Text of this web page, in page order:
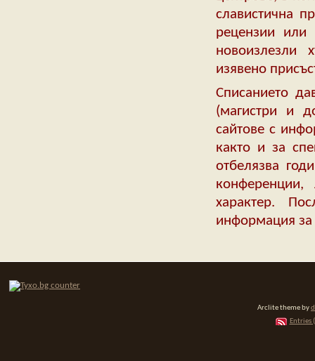
славистична
рецензии или
новоизлезли
изявено
Списанието
(магистри и
сайтове с
както и за
отбелязва
конференции,
характер.
информация за
Arclite theme by
Entries